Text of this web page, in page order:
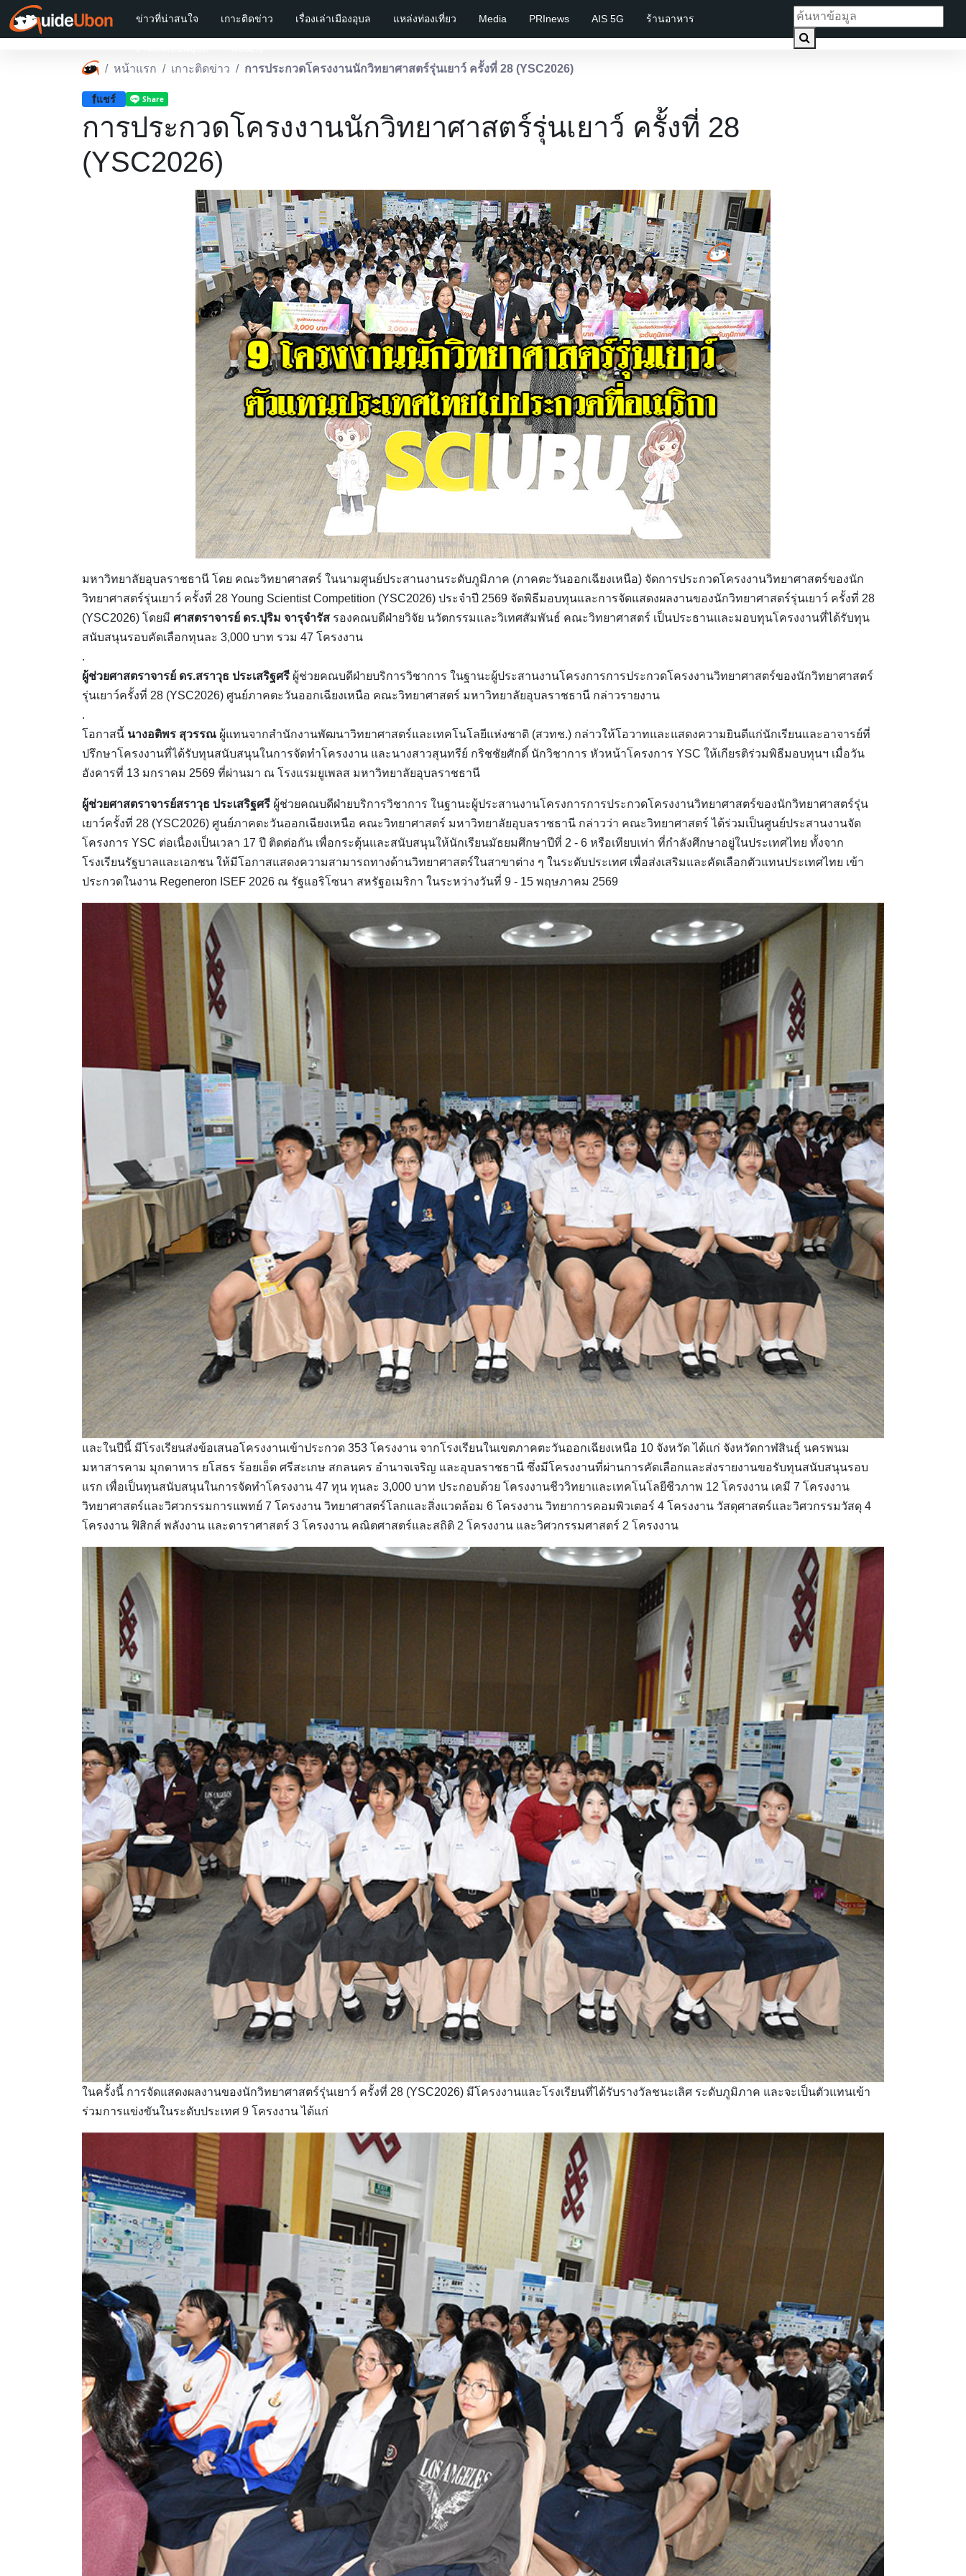
ข่าวที่น่าสนใจ เกาะติดข่าว เรื่องเล่าเมืองอุบล แหล่งท่องเที่ยว Media PRInews AIS 5G ร้านอาหาร
หน้าแรก เกาะติดข่าว การประกวดโครงงานนักวิทยาศาสตร์รุ่นเยาว์ ครั้งที่ 28 (YSC2026)
fแชร์
การประกวดโครงงานนักวิทยาศาสตร์รุ่นเยาว์ ครั้งที่ 28
(YSC2026)
มหาวิทยาลัยอุบลราชธานี โดย คณะวิทยาศาสตร์ ในนามศูนย์ประสานงานระดับภูมิภาค (ภาคตะวันออกเฉียงเหนือ) จัดการประกวดโครงงานวิทยาศาสตร์ของนัก
วิทยาศาสตร์รุ่นเยาว์ ครั้งที่ 28 Young Scientist Competition (YSC2026) ประจำปี 2569 จัดพิธีมอบทุนและการจัดแสดงผลงานของนักวิทยาศาสตร์รุ่นเยาว์ ครั้งที่ 28
(YSC2026) โดยมี ศาสตราจารย์ ดร.ปุริม จารุจำรัส รองคณบดีฝ่ายวิจัย นวัตกรรมและวิเทศสัมพันธ์ คณะวิทยาศาสตร์ เป็นประธานและมอบทุนโครงงานที่ได้รับทุน
สนับสนุนรอบคัดเลือกทุนละ 3,000 บาท รวม 47 โครงงาน
.
ผู้ช่วยศาสตราจารย์ ดร.สราวุธ ประเสริฐศรี ผู้ช่วยคณบดีฝ่ายบริการวิชาการ ในฐานะผู้ประสานงานโครงการการประกวดโครงงานวิทยาศาสตร์ของนักวิทยาศาสตร์
รุ่นเยาว์ครั้งที่ 28 (YSC2026) ศูนย์ภาคตะวันออกเฉียงเหนือ คณะวิทยาศาสตร์ มหาวิทยาลัยอุบลราชธานี กล่าวรายงาน
.
โอกาสนี้ นางอติพร สุวรรณ ผู้แทนจากสำนักงานพัฒนาวิทยาศาสตร์และเทคโนโลยีแห่งชาติ (สวทช.) กล่าวให้โอวาทและแสดงความยินดีแก่นักเรียนและอาจารย์ที่
ปรึกษาโครงงานที่ได้รับทุนสนับสนุนในการจัดทำโครงงาน และนางสาวสุนทรีย์ กริชชัยศักดิ์ นักวิชาการ หัวหน้าโครงการ YSC ให้เกียรติร่วมพิธีมอบทุนฯ เมื่อวัน
อังคารที่ 13 มกราคม 2569 ที่ผ่านมา ณ โรงแรมยูเพลส มหาวิทยาลัยอุบลราชธานี
ผู้ช่วยศาสตราจารย์สราวุธ ประเสริฐศรี ผู้ช่วยคณบดีฝ่ายบริการวิชาการ ในฐานะผู้ประสานงานโครงการการประกวดโครงงานวิทยาศาสตร์ของนักวิทยาศาสตร์รุ่น
เยาว์ครั้งที่ 28 (YSC2026) ศูนย์ภาคตะวันออกเฉียงเหนือ คณะวิทยาศาสตร์ มหาวิทยาลัยอุบลราชธานี กล่าวว่า คณะวิทยาศาสตร์ ได้ร่วมเป็นศูนย์ประสานงานจัด
โครงการ YSC ต่อเนื่องเป็นเวลา 17 ปี ติดต่อกัน เพื่อกระตุ้นและสนับสนุนให้นักเรียนมัธยมศึกษาปีที่ 2 - 6 หรือเทียบเท่า ที่กำลังศึกษาอยู่ในประเทศไทย ทั้งจาก
โรงเรียนรัฐบาลและเอกชน ให้มีโอกาสแสดงความสามารถทางด้านวิทยาศาสตร์ในสาขาต่าง ๆ ในระดับประเทศ เพื่อส่งเสริมและคัดเลือกตัวแทนประเทศไทย เข้า
ประกวดในงาน Regeneron ISEF 2026 ณ รัฐแอริโซนา สหรัฐอเมริกา ในระหว่างวันที่ 9 - 15 พฤษภาคม 2569
และในปีนี้ มีโรงเรียนส่งข้อเสนอโครงงานเข้าประกวด 353 โครงงาน จากโรงเรียนในเขตภาคตะวันออกเฉียงเหนือ 10 จังหวัด ได้แก่ จังหวัดกาฬสินธุ์ นครพนม
มหาสารคาม มุกดาหาร ยโสธร ร้อยเอ็ด ศรีสะเกษ สกลนคร อำนาจเจริญ และอุบลราชธานี ซึ่งมีโครงงานที่ผ่านการคัดเลือกและส่งรายงานขอรับทุนสนับสนุนรอบ
แรก เพื่อเป็นทุนสนับสนุนในการจัดทำโครงงาน 47 ทุน ทุนละ 3,000 บาท ประกอบด้วย โครงงานชีววิทยาและเทคโนโลยีชีวภาพ 12 โครงงาน เคมี 7 โครงงาน
วิทยาศาสตร์และวิศวกรรมการแพทย์ 7 โครงงาน วิทยาศาสตร์โลกและสิ่งแวดล้อม 6 โครงงาน วิทยาการคอมพิวเตอร์ 4 โครงงาน วัสดุศาสตร์และวิศวกรรมวัสดุ 4
โครงงาน ฟิสิกส์ พลังงาน และดาราศาสตร์ 3 โครงงาน คณิตศาสตร์และสถิติ 2 โครงงาน และวิศวกรรมศาสตร์ 2 โครงงาน
ในครั้งนี้ การจัดแสดงผลงานของนักวิทยาศาสตร์รุ่นเยาว์ ครั้งที่ 28 (YSC2026) มีโครงงานและโรงเรียนที่ได้รับรางวัลชนะเลิศ ระดับภูมิภาค และจะเป็นตัวแทนเข้า
ร่วมการแข่งขันในระดับประเทศ 9 โครงงาน ได้แก่